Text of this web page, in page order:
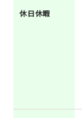
休日休暇